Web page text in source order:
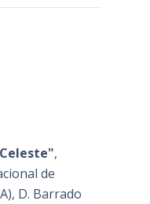
,
de
D. Barrado